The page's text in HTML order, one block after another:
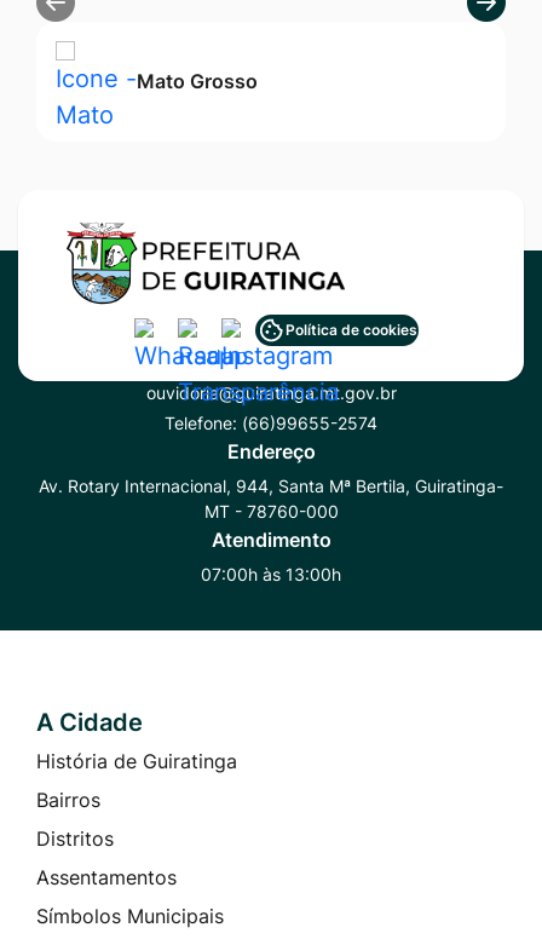
Mato Grosso
Acessar
a
Rede
Whatsapp
Acessar
a
Rede
Social
Radar
Transparência
Acessar
a
Rede
Social
Instagram
Política de cookies
Contato
ouvidoria@guiratinga.mt.gov.br
Telefone: (66)99655-2574
Endereço
Av. Rotary Internacional, 944, Santa Mª Bertila, Guiratinga-
MT - 78760-000
Atendimento
07:00h às 13:00h
Seção do Rodapé e Contato
A Cidade
História de Guiratinga
Bairros
Distritos
Assentamentos
Símbolos Municipais